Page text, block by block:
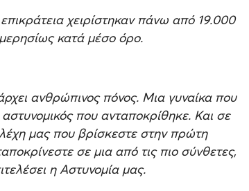
χειρίστηκαν πάνω από 19.000
κατά μέσο όρο.
ανθρώπινος πόνος. Μια γυναίκα που
που ανταποκρίθηκε. Και σε
μας που βρίσκεστε στην πρώτη
σε μια από τις πιο σύνθετες,
η Αστυνομία μας.